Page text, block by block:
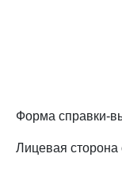
Форма справки-
Лицевая сторона